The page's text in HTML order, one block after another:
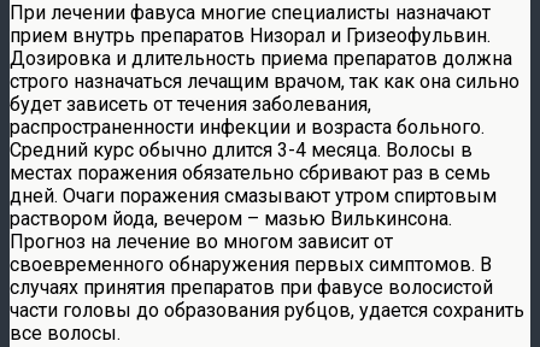
При лечении фавуса многие специалисты назначают
прием внутрь препаратов Низорал и Гризеофульвин.
Дозировка и длительность приема препаратов должна
строго назначаться лечащим врачом, так как она сильно
будет зависеть от течения заболевания,
распространенности инфекции и возраста больного.
Средний курс обычно длится 3-4 месяца. Волосы в
местах поражения обязательно сбривают раз в семь
дней. Очаги поражения смазывают утром спиртовым
раствором йода, вечером – мазью Вилькинсона.
Прогноз на лечение во многом зависит от
своевременного обнаружения первых симптомов. В
случаях принятия препаратов при фавусе волосистой
части головы до образования рубцов, удается сохранить
все волосы.